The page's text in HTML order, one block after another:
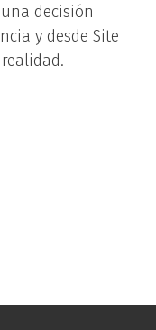
decisión
y desde Site